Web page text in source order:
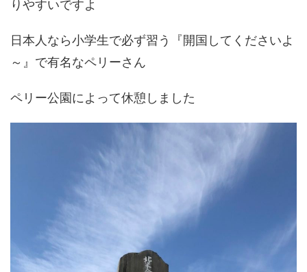
りやすいですよ
日本人なら小学生で必ず習う『開国してくださいよ
～』で有名なペリーさん
ペリー公園によって休憩しました